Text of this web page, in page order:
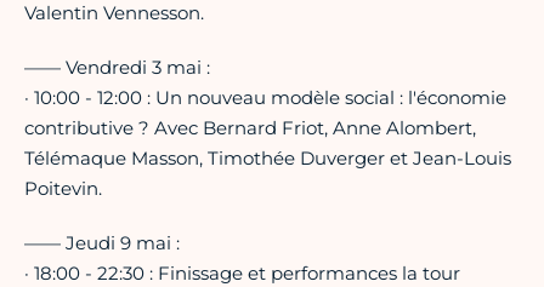
Valentin Vennesson.
—— Vendredi 3 mai :
· 10:00 - 12:00 : Un nouveau modèle social : l'économie
contributive ? Avec Bernard Friot, Anne Alombert,
Télémaque Masson, Timothée Duverger et Jean-Louis
Poitevin.
—— Jeudi 9 mai :
· 18:00 - 22:30 : Finissage et performances la tour